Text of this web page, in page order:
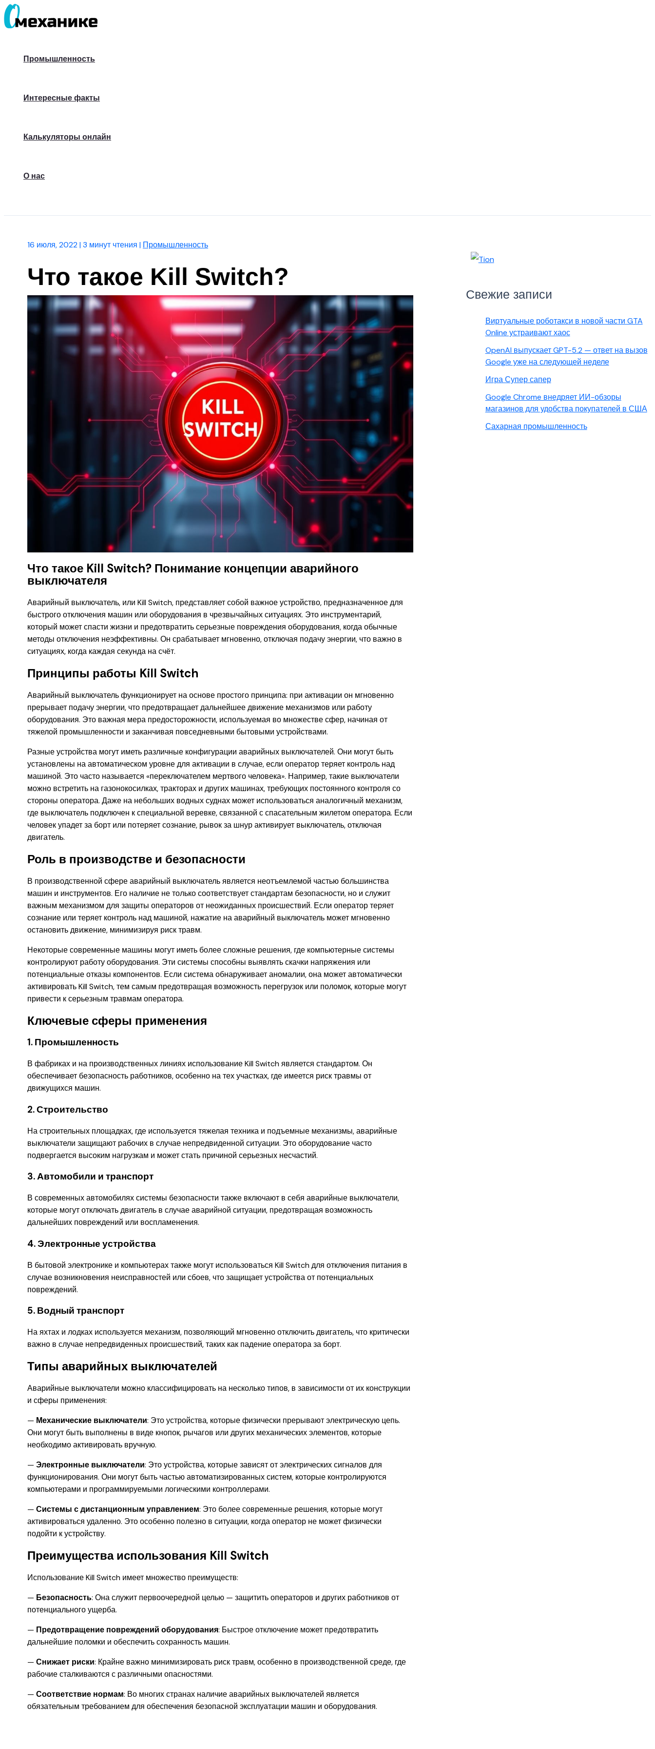
Перейти
к
Промышленность
Интересные факты
Калькуляторы онлайн
О нас
16 июля, 2022|3 минут чтения | Промышленность
Что такое Kill Switch?
Что такое Kill Switch? Понимание концепции аварийного
выключателя
Аварийный выключатель, или Kill Switch, представляет собой важное устройство, предназначенное для
быстрого отключения машин или оборудования в чрезвычайных ситуациях. Это инструментарий,
который может спасти жизни и предотвратить серьезные повреждения оборудования, когда обычные
методы отключения неэффективны. Он срабатывает мгновенно, отключая подачу энергии, что важно в
ситуациях, когда каждая секунда на счёт.
Принципы работы Kill Switch
Аварийный выключатель функционирует на основе простого принципа: при активации он мгновенно
прерывает подачу энергии, что предотвращает дальнейшее движение механизмов или работу
оборудования. Это важная мера предосторожности, используемая во множестве сфер, начиная от
тяжелой промышленности и заканчивая повседневными бытовыми устройствами.
Разные устройства могут иметь различные конфигурации аварийных выключателей. Они могут быть
установлены на автоматическом уровне для активации в случае, если оператор теряет контроль над
машиной. Это часто называется «переключателем мертвого человека». Например, такие выключатели
можно встретить на газонокосилках, тракторах и других машинах, требующих постоянного контроля со
стороны оператора. Даже на небольших водных суднах может использоваться аналогичный механизм,
где выключатель подключен к специальной веревке, связанной с спасательным жилетом оператора. Если
человек упадет за борт или потеряет сознание, рывок за шнур активирует выключатель, отключая
двигатель.
Роль в производстве и безопасности
В производственной сфере аварийный выключатель является неотъемлемой частью большинства
машин и инструментов. Его наличие не только соответствует стандартам безопасности, но и служит
важным механизмом для защиты операторов от неожиданных происшествий. Если оператор теряет
сознание или теряет контроль над машиной, нажатие на аварийный выключатель может мгновенно
остановить движение, минимизируя риск травм.
Некоторые современные машины могут иметь более сложные решения, где компьютерные системы
контролируют работу оборудования. Эти системы способны выявлять скачки напряжения или
потенциальные отказы компонентов. Если система обнаруживает аномалии, она может автоматически
активировать Kill Switch, тем самым предотвращая возможность перегрузок или поломок, которые могут
привести к серьезным травмам оператора.
Ключевые сферы применения
1. Промышленность
В фабриках и на производственных линиях использование Kill Switch является стандартом. Он
обеспечивает безопасность работников, особенно на тех участках, где имеется риск травмы от
движущихся машин.
2. Строительство
На строительных площадках, где используется тяжелая техника и подъемные механизмы, аварийные
выключатели защищают рабочих в случае непредвиденной ситуации. Это оборудование часто
подвергается высоким нагрузкам и может стать причиной серьезных несчастий.
3. Автомобили и транспорт
В современных автомобилях системы безопасности также включают в себя аварийные выключатели,
которые могут отключать двигатель в случае аварийной ситуации, предотвращая возможность
дальнейших повреждений или воспламенения.
4. Электронные устройства
В бытовой электронике и компьютерах также могут использоваться Kill Switch для отключения питания в
случае возникновения неисправностей или сбоев, что защищает устройства от потенциальных
повреждений.
5. Водный транспорт
На яхтах и лодках используется механизм, позволяющий мгновенно отключить двигатель, что критически
важно в случае непредвиденных происшествий, таких как падение оператора за борт.
Типы аварийных выключателей
Аварийные выключатели можно классифицировать на несколько типов, в зависимости от их конструкции
и сферы применения:
— Механические выключатели: Это устройства, которые физически прерывают электрическую цепь.
Они могут быть выполнены в виде кнопок, рычагов или других механических элементов, которые
необходимо активировать вручную.
— Электронные выключатели: Это устройства, которые зависят от электрических сигналов для
функционирования. Они могут быть частью автоматизированных систем, которые контролируются
компьютерами и программируемыми логическими контроллерами.
— Системы с дистанционным управлением: Это более современные решения, которые могут
активироваться удаленно. Это особенно полезно в ситуации, когда оператор не может физически
подойти к устройству.
Преимущества использования Kill Switch
Использование Kill Switch имеет множество преимуществ:
— Безопасность: Она служит первоочередной целью — защитить операторов и других работников от
потенциального ущерба.
— Предотвращение повреждений оборудования: Быстрое отключение может предотвратить
дальнейшие поломки и обеспечить сохранность машин.
— Снижает риски: Крайне важно минимизировать риск травм, особенно в производственной среде, где
рабочие сталкиваются с различными опасностями.
— Соответствие нормам: Во многих странах наличие аварийных выключателей является
обязательным требованием для обеспечения безопасной эксплуатации машин и оборудования.
Свежие записи
Виртуальные роботакси в новой части GTA
Online устраивают хаос
OpenAI выпускает GPT-5.2 — ответ на вызов
Google уже на следующей неделе
Игра Супер сапер
Google Chrome внедряет ИИ-обзоры
магазинов для удобства покупателей в США
Сахарная промышленность